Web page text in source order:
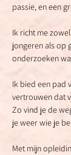
passie, en een
Ik richt me
jongeren als op
onderzoeken
Ik bied een pad
vertrouwen dat
Zo vind je de
je weer wie je
Met mijn